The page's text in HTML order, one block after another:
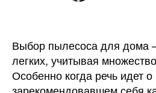
Выбор пылесоса для дома
легких, учитывая
Особенно когда речь идет